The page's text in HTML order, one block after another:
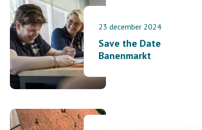
Save the Date
Banenmarkt
23 december 2024